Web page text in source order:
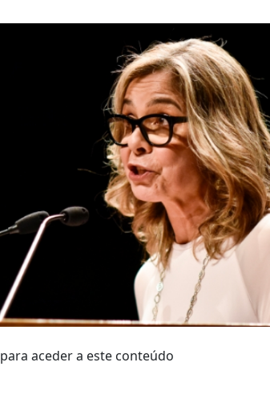
para aceder a este conteúdo